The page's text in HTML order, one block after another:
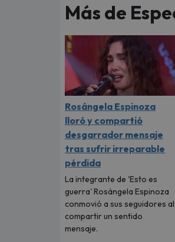
Más de
Rosángela Espinoza
lloró y compartió
desgarrador mensaje
tras sufrir irreparable
pérdida
La integrante de 'Esto es
guerra' Rosángela Espinoza
conmovió a sus seguidores al
compartir un sentido
mensaje.